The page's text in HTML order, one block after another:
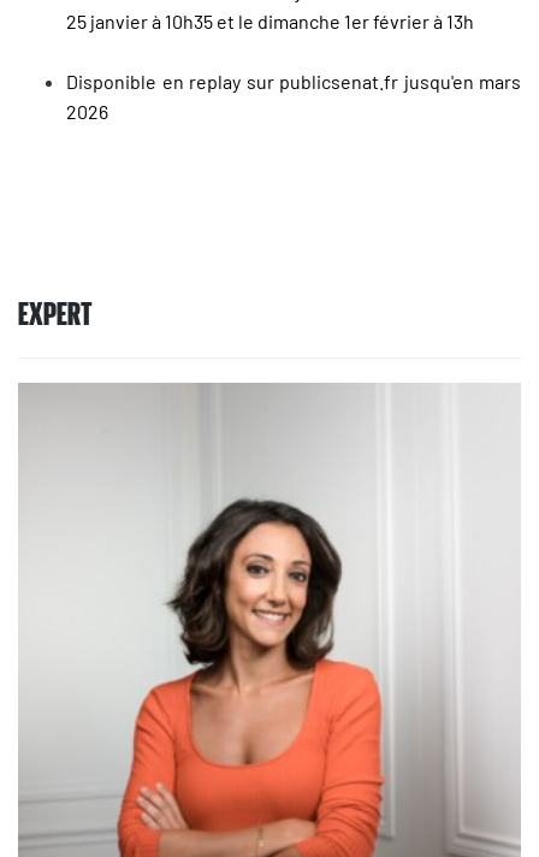
25 janvier à 10h35 et le dimanche 1er février à 13h
Disponible en replay sur publicsenat.fr jusqu'en mars
2026
EXPERT